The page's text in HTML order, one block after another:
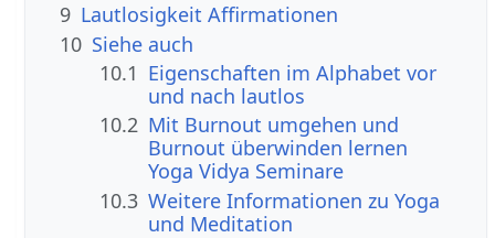
9 Lautlosigkeit Affirmationen
10 Siehe auch
10.1 Eigenschaften im Alphabet vor
und nach lautlos
10.2 Mit Burnout umgehen und
Burnout überwinden lernen
Yoga Vidya Seminare
10.3 Weitere Informationen zu Yoga
und Meditation